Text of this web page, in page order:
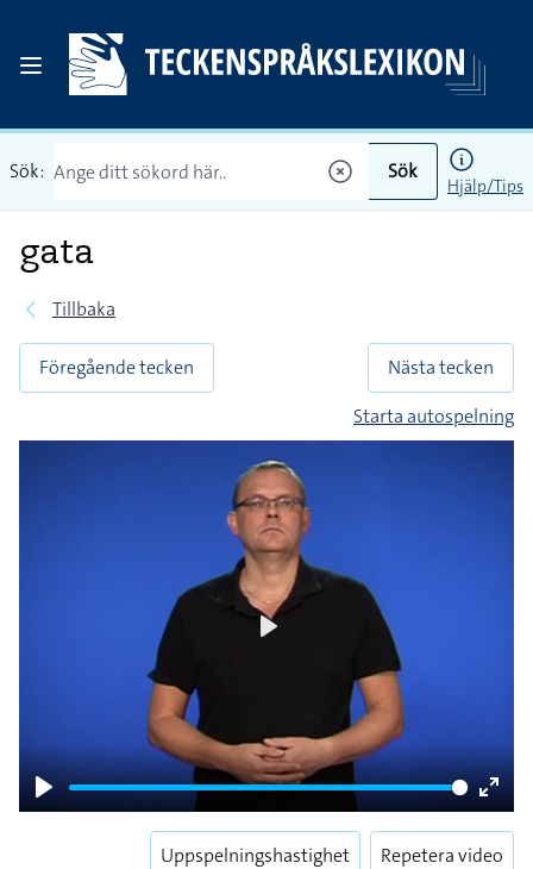
Sök: Sök
Hjälp/Tips
gata
Tillbaka
Föregående tecken
Nästa tecken
Starta autospelning
Play
Enter
Uppspelningshastighet Repetera video